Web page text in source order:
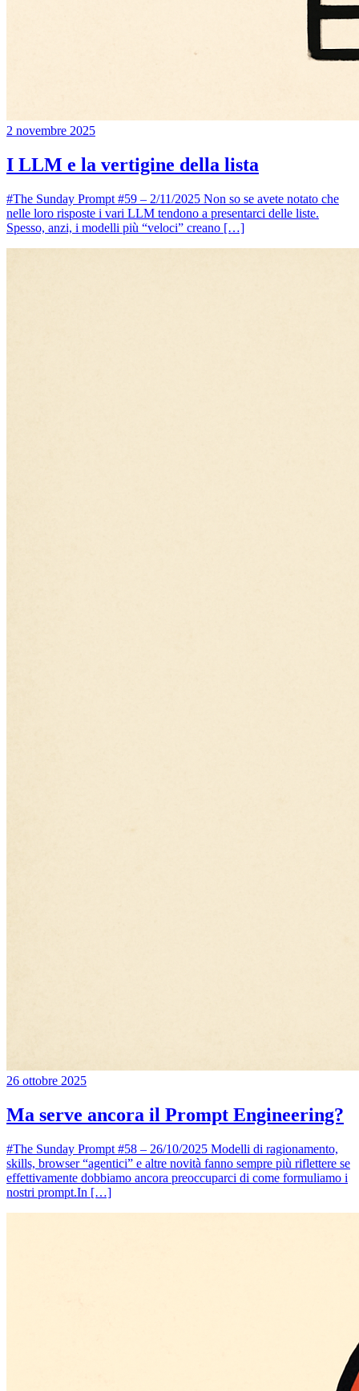
2 novembre 2025
I LLM e la vertigine della lista
#The Sunday Prompt #59 – 2/11/2025 Non so se avete notato che
nelle loro risposte i vari LLM tendono a presentarci delle liste.
Spesso, anzi, i modelli più “veloci” creano […]
26 ottobre 2025
Ma serve ancora il Prompt Engineering?
#The Sunday Prompt #58 – 26/10/2025 Modelli di ragionamento,
skills, browser “agentici” e altre novità fanno sempre più riflettere se
effettivamente dobbiamo ancora preoccuparci di come formuliamo i
nostri prompt.In […]